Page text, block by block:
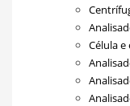
Célula